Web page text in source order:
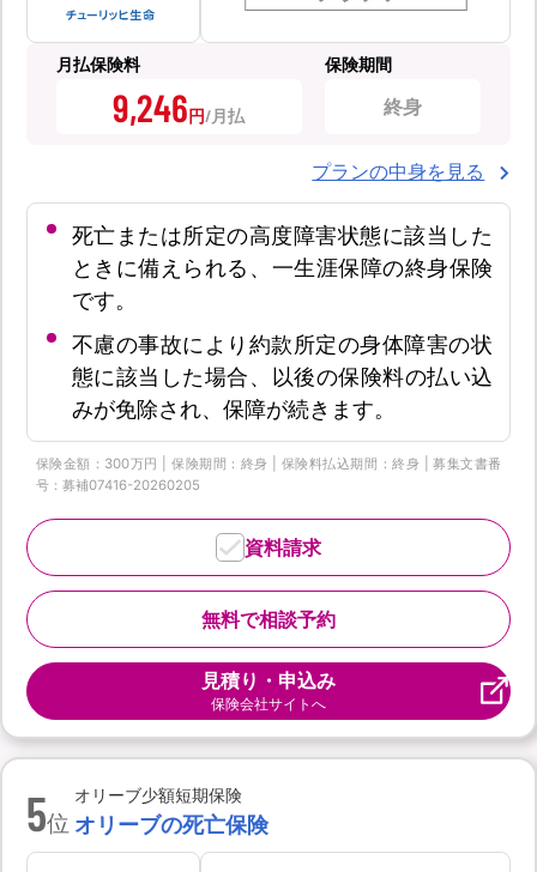
月払保険料
9,246円
保険期間
終身
プランの中身を見る
死亡または所定の高度障害状態に該当した
ときに備えられる、一生涯保障の終身保険
です。
不慮の事故により約款所定の身体障害の状
態に該当した場合、以後の保険料の払い込
みが免除され、保障が続きます。
保険金額：300万円 | 保険期間：終身 | 保険料払込期間：終身 | 募集文書番
号：募補07416-20260205
無料で相談予約
資料請求
見積り・申込み
保険会社サイトへ
5位
オリーブ少額短期保険
オリーブの死亡保険